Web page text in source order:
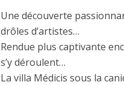
Une découverte
drôles d’artistes…
Rendue plus captivante
s’y déroulent…
La villa Médicis sous la